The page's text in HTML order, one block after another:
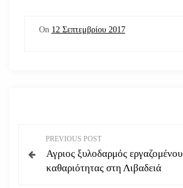
On 12 Σεπτεμβρίου 2017
λ
PREVIOUS POST
Αγριος ξυλοδαρμός εργαζομένου
καθαριότητας στη Λιβαδειά